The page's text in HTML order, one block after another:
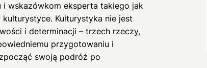
wskazówkom eksperta takiego jak
Kulturystyka nie jest
i determinacji – trzech rzeczy,
przygotowaniu i
swoją podróż po